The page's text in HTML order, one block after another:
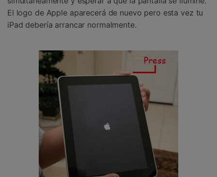
El logo de Apple aparecerá de nuevo pero esta vez tu
iPad debería arrancar normalmente.